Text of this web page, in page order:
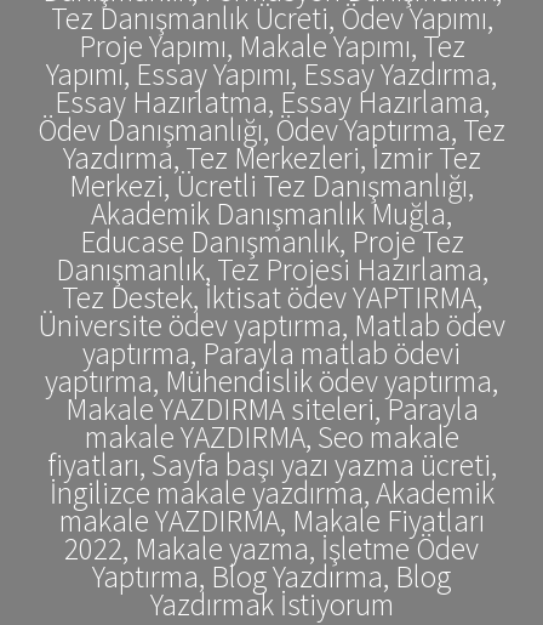
Tez Danışmanlık Ücreti, Ödev Yapımı,
Proje Yapımı, Makale Yapımı, Tez
Yapımı, Essay Yapımı, Essay Yazdırma,
Essay Hazırlatma, Essay Hazırlama,
Ödev Danışmanlığı, Ödev Yaptırma, Tez
Yazdırma, Tez Merkezleri, İzmir Tez
Merkezi, Ücretli Tez Danışmanlığı,
Akademik Danışmanlık Muğla,
Educase Danışmanlık, Proje Tez
Danışmanlık, Tez Projesi Hazırlama,
Tez Destek, İktisat ödev YAPTIRMA,
Üniversite ödev yaptırma, Matlab ödev
yaptırma, Parayla matlab ödevi
yaptırma, Mühendislik ödev yaptırma,
Makale YAZDIRMA siteleri, Parayla
makale YAZDIRMA, Seo makale
fiyatları, Sayfa başı yazı yazma ücreti,
İngilizce makale yazdırma, Akademik
makale YAZDIRMA, Makale Fiyatları
2022, Makale yazma, İşletme Ödev
Yaptırma, Blog Yazdırma, Blog
Yazdırmak İstiyorum